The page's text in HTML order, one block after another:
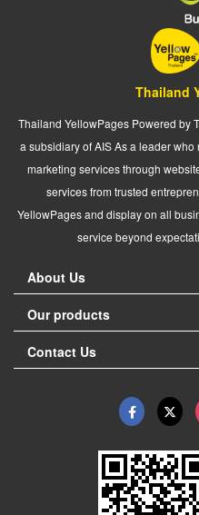
Thailand
Thailand YellowPages Powered by
a subsidiary of AIS As a leader
marketing services through
services from trusted
YellowPages and display on all
service beyond
About Us
Our products
Contact Us